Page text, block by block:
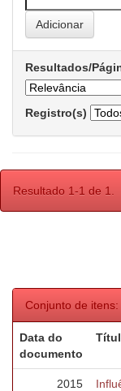
Resultados/
Registro(s)
Resultado 1-1 de 1.
Conjunto de itens:
Data do
documento
2015